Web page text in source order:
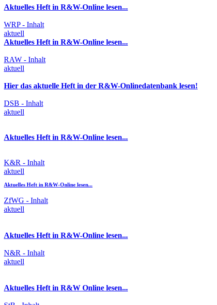
Aktuelles Heft in R&W-Online lesen...
WRP - Inhalt
aktuell
Aktuelles Heft in R&W-Online lesen...
RAW - Inhalt
aktuell
Hier das aktuelle Heft in der R&W-Onlinedatenbank lesen!
DSB - Inhalt
aktuell
Aktuelles Heft in R&W-Online lesen...
K&R - Inhalt
aktuell
Aktuelles Heft in R&W-Online lesen...
ZfWG - Inhalt
aktuell
Aktuelles Heft in R&W-Online lesen...
N&R - Inhalt
aktuell
Aktuelles Heft in R&W Online lesen...